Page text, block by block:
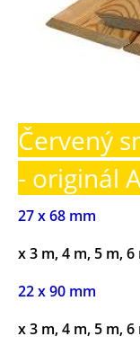
Červený
- originál
27 x 68 mm
x 3 m, 4 m, 5 m, 6
22 x 90 mm
x 3 m, 4 m, 5 m, 6